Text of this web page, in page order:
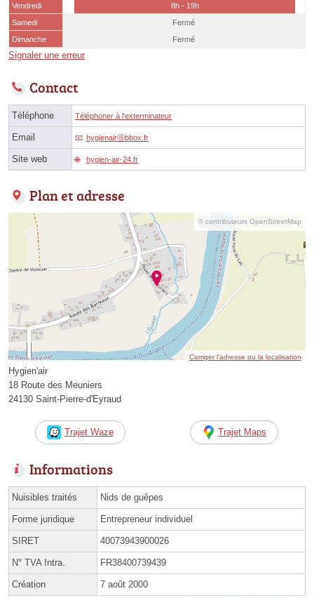
Vendredi
8h - 19h
Samedi
Fermé
Dimanche
Fermé
Signaler une erreur
Contact
Téléphone Téléphoner à l'exterminateur
Email hygienairⓐbbox.fr
Site web hygien-air-24.fr
Plan et adresse
© contributeurs OpenStreetMap
Corriger l’adresse ou la localisation
Hygien'air
18 Route des Meuniers
24130 Saint-Pierre-d'Eyraud
Trajet Waze Trajet Maps
Informations
Nuisibles traités Nids de guêpes
Forme juridique Entrepreneur individuel
SIRET 40073943900026
N° TVA Intra. FR38400739439
Création 7 août 2000